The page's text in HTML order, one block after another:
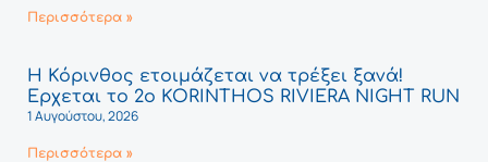
Περισσότερα »
Η Κόρινθος ετοιμάζεται να τρέξει ξανά!
Έρχεται το 2ο KORINTHOS RIVIERA NIGHT RUN
1 Αυγούστου, 2026
Περισσότερα »